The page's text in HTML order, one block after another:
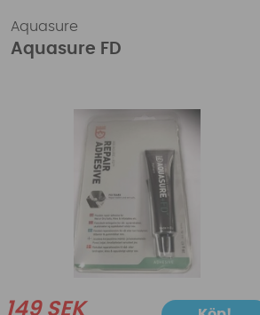
Aquasure
Aquasure FD
149 SEK